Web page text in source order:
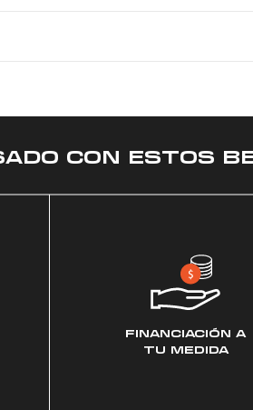
CON ESTOS
FINANCIACIÓN A
TU MEDIDA